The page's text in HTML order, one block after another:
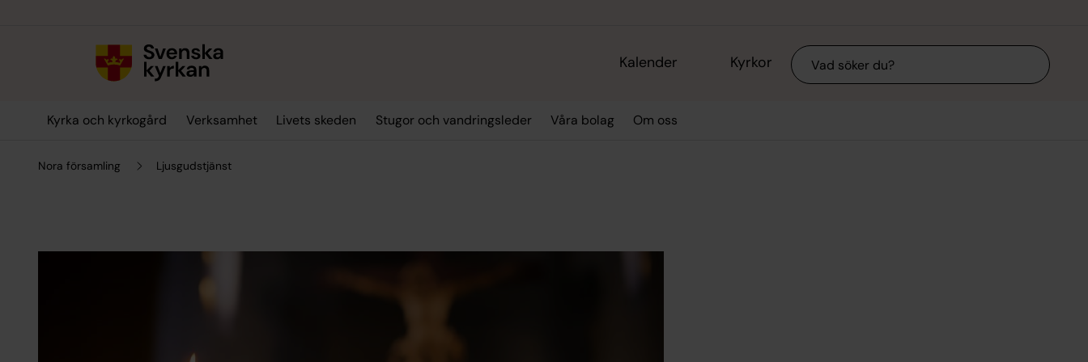
Kalender Kyrkor Sök
Kyrka och kyrkogård Verksamhet Livets skeden Stugor och vandringsleder Våra bolag Om oss
Nora församling Ljusgudstjänst